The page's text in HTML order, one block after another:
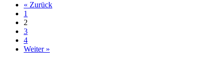
« Zurück
1
2
3
4
Weiter »